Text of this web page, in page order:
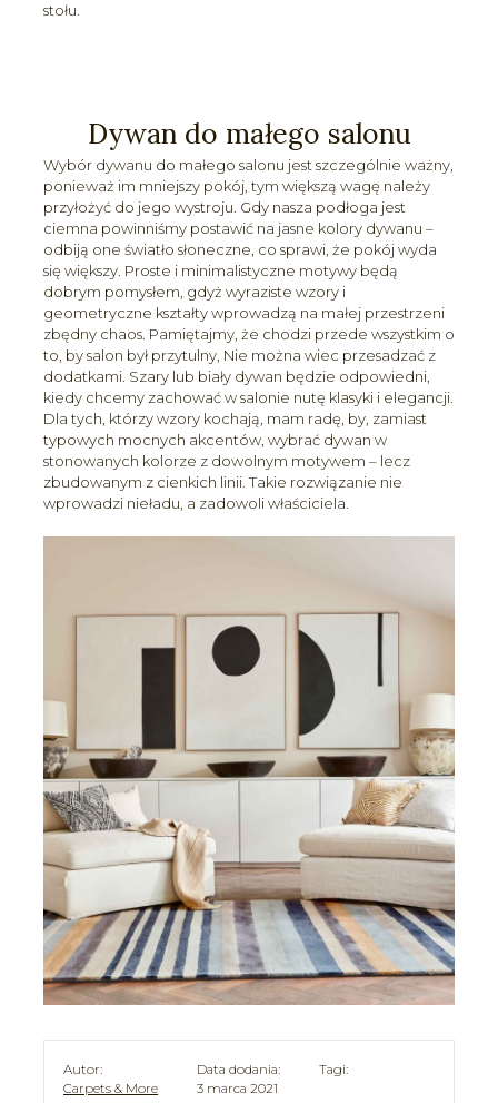
stołu.
Dywan do małego salonu
Wybór dywanu do małego salonu jest szczególnie ważny,
ponieważ im mniejszy pokój, tym większą wagę należy
przyłożyć do jego wystroju. Gdy nasza podłoga jest
ciemna powinniśmy postawić na jasne kolory dywanu –
odbiją one światło słoneczne, co sprawi, że pokój wyda
się większy. Proste i minimalistyczne motywy będą
dobrym pomysłem, gdyż wyraziste wzory i
geometryczne kształty wprowadzą na małej przestrzeni
zbędny chaos. Pamiętajmy, że chodzi przede wszystkim o
to, by salon był przytulny, Nie można wiec przesadzać z
dodatkami. Szary lub biały dywan będzie odpowiedni,
kiedy chcemy zachować w salonie nutę klasyki i elegancji.
Dla tych, którzy wzory kochają, mam radę, by, zamiast
typowych mocnych akcentów, wybrać dywan w
stonowanych kolorze z dowolnym motywem – lecz
zbudowanym z cienkich linii. Takie rozwiązanie nie
wprowadzi nieładu, a zadowoli właściciela.
Autor:
Carpets & More
Data dodania:
3 marca 2021
Tagi: